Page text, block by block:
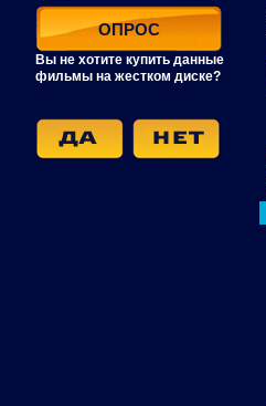
ОПРОС
Вы не хотите купить данные
фильмы на жестком диске?